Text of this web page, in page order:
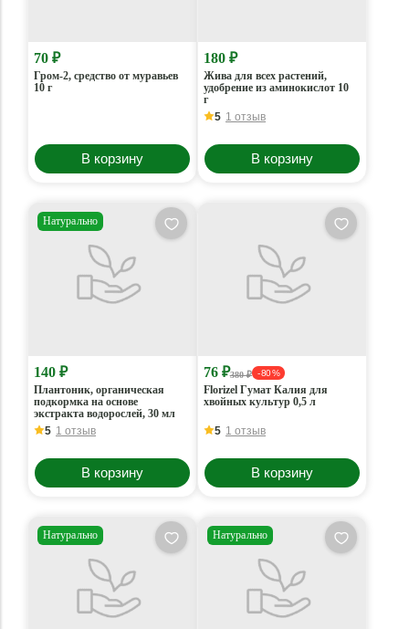
70 ₽
Гром-2, средство от муравьев
10 г
В корзину
180 ₽
Жива для всех растений,
удобрение из аминокислот 10
г
5 1 отзыв
В корзину
Натурально
140 ₽
Плантоник, органическая
подкормка на основе
экстракта водорослей, 30 мл
5 1 отзыв
В корзину
76 ₽380 ₽ - 80 %
Florizel Гумат Калия для
хвойных культур 0,5 л
5 1 отзыв
В корзину
Натурально Натурально